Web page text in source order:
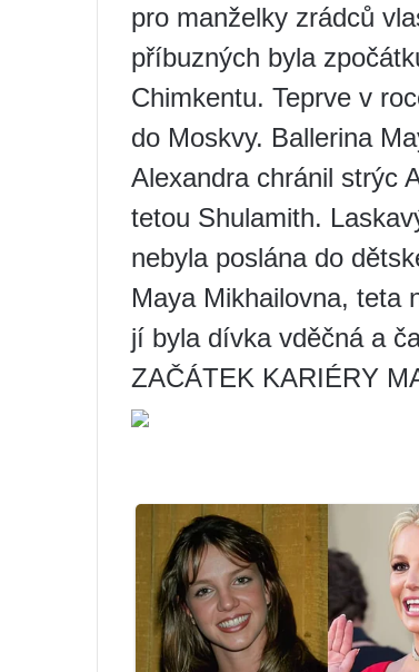
pro manželky zrádců
příbuzných byla
Chimkentu. Teprve v
do Moskvy. Ballerina
Alexandra chránil strýc
tetou Shulamith.
nebyla poslána do
Maya Mikhailovna, teta
jí byla dívka vděčná a
ZAČÁTEK KARIÉRY